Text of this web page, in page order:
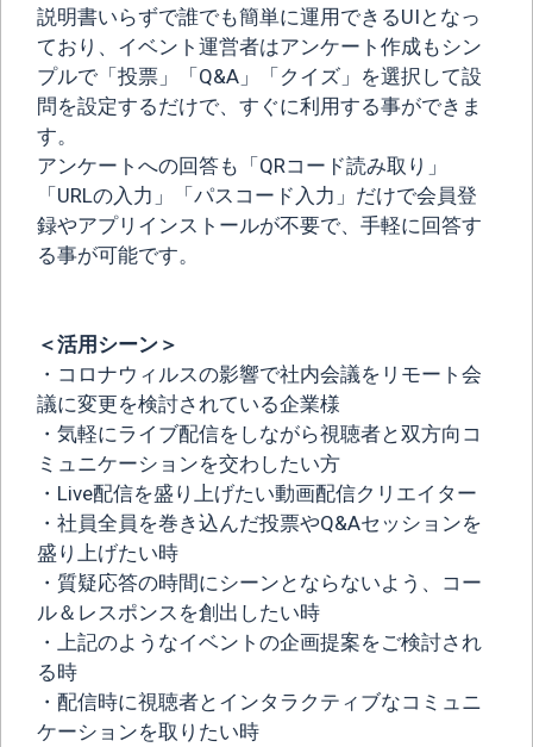
説明書いらずで誰でも簡単に運用できるUIとなっ
ており、イベント運営者はアンケート作成もシン
プルで「投票」「Q&A」「クイズ」を選択して設
問を設定するだけで、すぐに利用する事ができま
す。
アンケートへの回答も「QRコード読み取り」
「URLの入力」「パスコード入力」だけで会員登
録やアプリインストールが不要で、手軽に回答す
る事が可能です。
＜活用シーン＞
・コロナウィルスの影響で社内会議をリモート会
議に変更を検討されている企業様
・気軽にライブ配信をしながら視聴者と双方向コ
ミュニケーションを交わしたい方
・Live配信を盛り上げたい動画配信クリエイター
・社員全員を巻き込んだ投票やQ&Aセッションを
盛り上げたい時
・質疑応答の時間にシーンとならないよう、コー
ル＆レスポンスを創出したい時
・上記のようなイベントの企画提案をご検討され
る時
・配信時に視聴者とインタラクティブなコミュニ
ケーションを取りたい時